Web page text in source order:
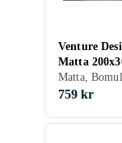
Venture
Matta
759 kr